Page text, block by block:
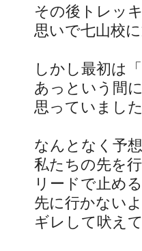
その後トレッ
思いで七山校
しかし最初は
あっという間
思っていまし
なんとなく予
私たちの先を
リードで止め
先に行かない
ギレして吠え